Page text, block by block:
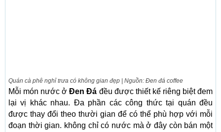
Quán cà phê nghỉ trưa có không gian đẹp | Nguồn: Đen đá coffee
Mỗi món nước ở Đen Đá đều được thiết kế riêng biệt đem
lại vị khác nhau. Đa phần các công thức tại quán đều
được thay đổi theo thười gian để có thể phù hợp với mỗi
đoạn thời gian. không chỉ có nước mà ở đây còn bán một